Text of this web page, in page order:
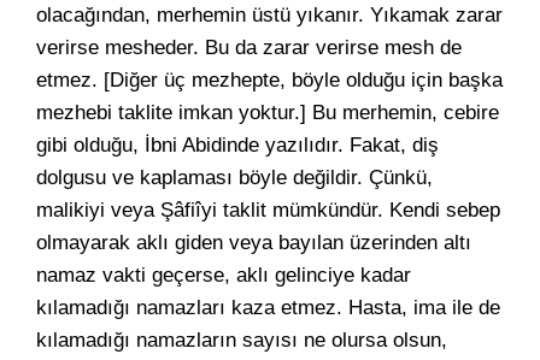
olacağından, merhemin üstü yıkanır. Yıkamak zarar
verirse mesheder. Bu da zarar verirse mesh de
etmez. [Diğer üç mezhepte, böyle olduğu için başka
mezhebi taklite imkan yoktur.] Bu merhemin, cebire
gibi olduğu, İbni Abidinde yazılıdır. Fakat, diş
dolgusu ve kaplaması böyle değildir. Çünkü,
malikiyi veya Şâfiîyi taklit mümkündür. Kendi sebep
olmayarak aklı giden veya bayılan üzerinden altı
namaz vakti geçerse, aklı gelinciye kadar
kılamadığı namazları kaza etmez. Hasta, ima ile de
kılamadığı namazların sayısı ne olursa olsun,